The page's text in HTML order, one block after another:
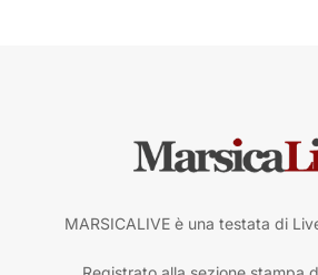
MARSICALIVE è una testata di